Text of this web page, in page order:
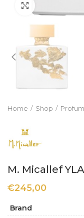
Home Shop
M. Micallef
€245,00
Brand